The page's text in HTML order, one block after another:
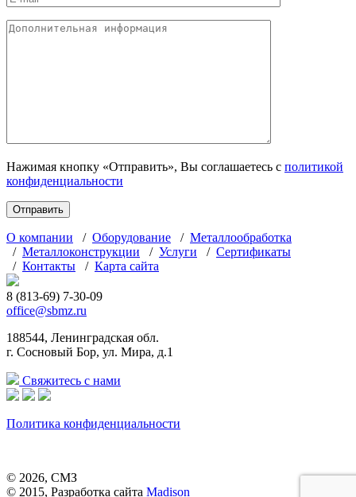
Нажимая кнопку «Отправить», Вы соглашаетесь с политикой
конфиденциальности
О компании / Оборудование / Металлообработка
/ Металлоконструкции / Услуги / Сертификаты
/ Контакты / Карта сайта
8 (813-69) 7-30-09
office@sbmz.ru
188544, Ленинградская обл.
г. Сосновый Бор, ул. Мира, д.1
Свяжитесь с нами
Политика конфиденциальности
© 2026, СМЗ
© 2015, Разработка сайта Madison